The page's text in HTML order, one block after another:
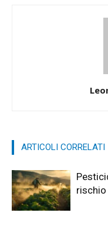
ARTICOLI CORRELATI
rischio